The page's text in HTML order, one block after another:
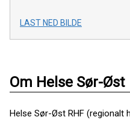
LAST NED BILDE
Om Helse Sør-Øst
Helse Sør-Øst RHF (regionalt